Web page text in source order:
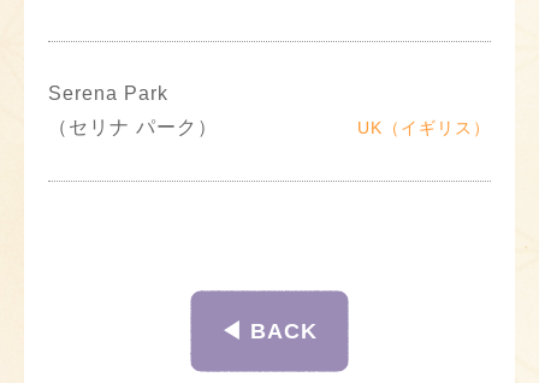
Serena Park
（セリナ パーク）
UK（イギリス）
◀︎ BACK